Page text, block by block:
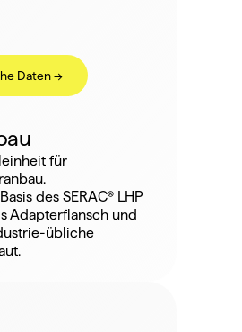
Daten ->
für
des SERAC® LHP
Adapterflansch und
übliche